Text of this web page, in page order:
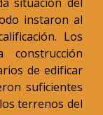
instaron al
Los
de edificar
suficientes
terrenos del